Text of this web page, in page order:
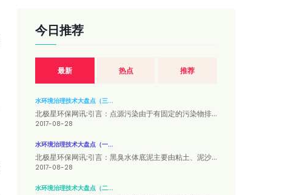
今日推荐
最新 热点 推荐
水环境治理技术大盘点（三...
北极星环保网讯:引言：点源污染由于有固定的污染物排...
2017-08-28
水环境治理技术大盘点（一...
北极星环保网讯:引言：黑臭水体底泥主要由粘土、泥沙...
2017-08-28
水环境治理技术大盘点（二...